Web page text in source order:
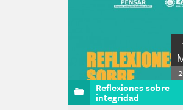
Reflexiones sobre
integridad